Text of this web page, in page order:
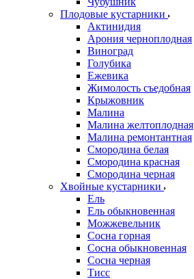
Плодовые кустарники
Актинидия
Арония черноплодная
Виноград
Голубика
Ежевика
Жимолость съедобная
Крыжовник
Малина
Малина желтоплодная
Малина ремонтантная
Смородина белая
Смородина красная
Смородина черная
Хвойные кустарники
Ель
Ель обыкновенная
Можжевельник
Сосна горная
Сосна обыкновенная
Сосна черная
Тисс